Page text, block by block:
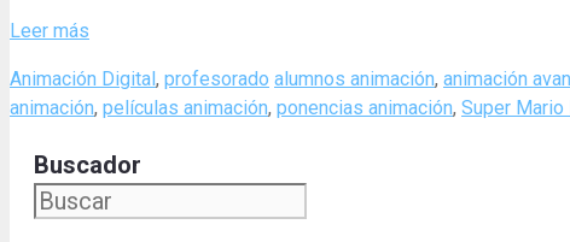
Leer más
Categories
Animación Digital, profesorado Tags
alumnos animación, animación
animación, películas animación, ponencias animación, Super Mario
Buscador